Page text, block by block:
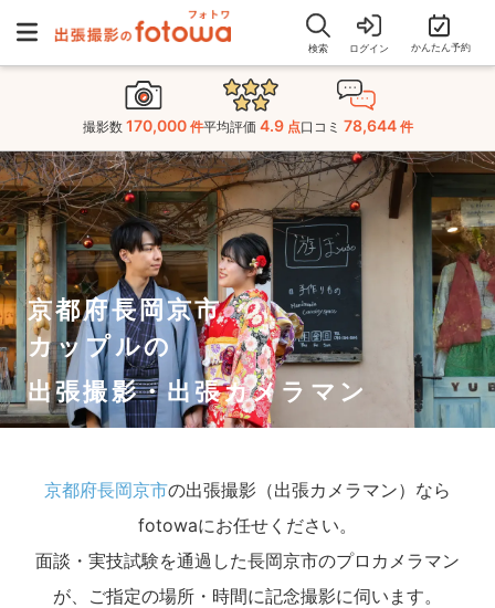
検索 ログイン かんたん予約
撮影数 170,000 件平均評価 4.9 点口コミ 78,644 件
京都府長岡京市
カップルの
出張撮影・出張カメラマン
京都府長岡京市の出張撮影（出張カメラマン）なら
fotowaにお任せください。
面談・実技試験を通過した長岡京市のプロカメラマン
が、ご指定の場所・時間に記念撮影に伺います。